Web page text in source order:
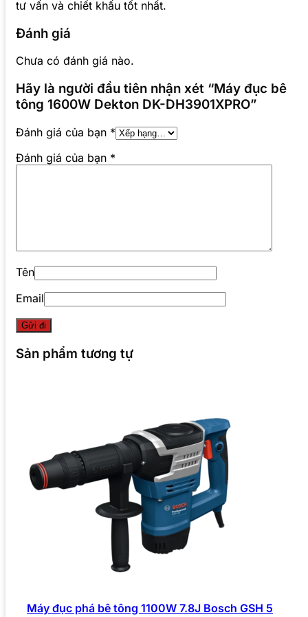
tư vấn và chiết khấu tốt nhất.
Đánh giá
Chưa có đánh giá nào.
Hãy là người đầu tiên nhận xét “Máy đục bê
tông 1600W Dekton DK-DH3901XPRO”
Đánh giá của bạn *
Đánh giá của bạn *
Tên
Email
Sản phẩm tương tự
Máy đục phá bê tông 1100W 7.8J Bosch GSH 5